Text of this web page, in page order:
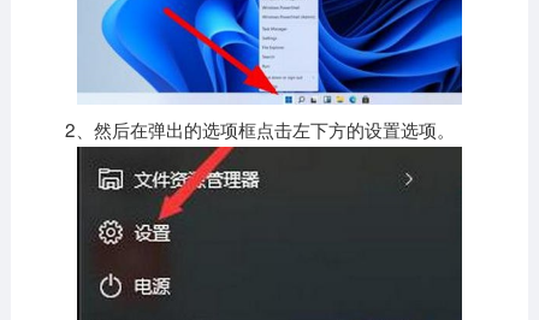
2、然后在弹出的选项框点击左下方的设置选项。